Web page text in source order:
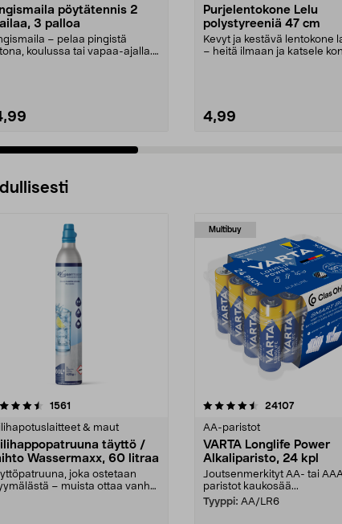
pöytätennis 2
3 palloa
– pelaa pingistä
koulussa tai vapaa-ajalla.
Purjelentokone Lelu
polystyreeniä 47 cm
Kevyt ja kestävä lentokone
– heitä ilmaan ja katsele
4,99
1561
& maut
täyttö /
Wassermaxx, 60 litraa
joka ostetaan
– muista ottaa vanha
Multibuy
4.5viidestä
24107arvostelut
AA-paristot
VARTA Longlife Power
Alkaliparisto, 24 kpl
Joutsenmerkityt AA- tai
paristot kaukosää...
Tyyppi: AA/LR6
4.5viidestä